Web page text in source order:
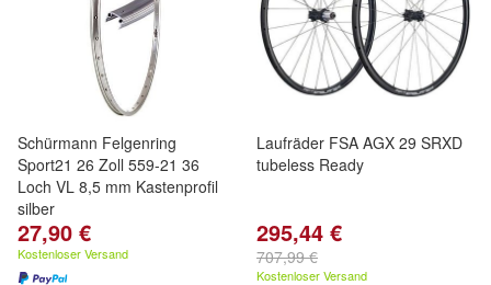
Schürmann Felgenring
Sport21 26 Zoll 559-21 36
Loch VL 8,5 mm Kastenprofil
silber
27,90 €
Kostenloser Versand
Laufräder FSA AGX 29 SRXD
tubeless Ready
295,44 €
707,99 €
Kostenloser Versand